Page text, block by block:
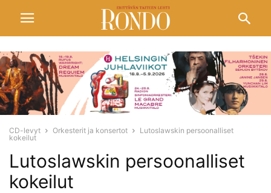
CD-levyt Orkesterit ja konsertot
Lutoslawskin persoonalliset
kokeilut
Lutoslawskin persoonalliset
kokeilut